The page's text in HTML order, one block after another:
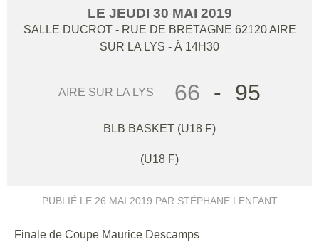
LE JEUDI 30 MAI 2019
SALLE DUCROT - RUE DE BRETAGNE 62120 AIRE
SUR LA LYS - À 14H30
AIRE SUR LA LYS 66 - 95
BLB BASKET (U18 F)
(U18 F)
PUBLIÉ LE 26 MAI 2019 PAR STÉPHANE LENFANT
Finale de Coupe Maurice Descamps